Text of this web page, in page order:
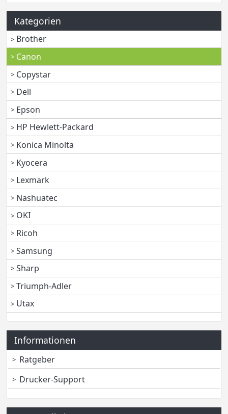
Kategorien
Brother
Canon
Copystar
Dell
Epson
HP Hewlett-Packard
Konica Minolta
Kyocera
Lexmark
Nashuatec
OKI
Ricoh
Samsung
Sharp
Triumph-Adler
Utax
Informationen
Ratgeber
Drucker-Support